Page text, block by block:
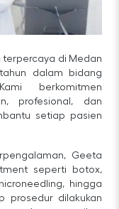
terpercaya di Medan
dalam bidang
berkomitmen
profesional, dan
setiap pasien
Geeta
seperti botox,
hingga
prosedur dilakukan